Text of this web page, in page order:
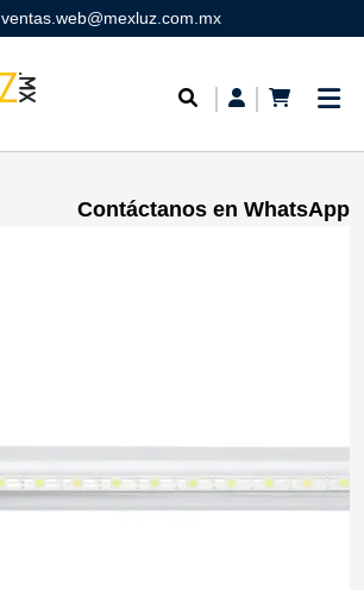
ventas.web@mexluz.com.mx
Contáctanos en WhatsApp